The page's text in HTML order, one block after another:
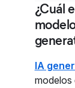
¿Cuál
IA
modelos